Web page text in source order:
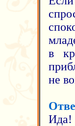
в
не
Ида!